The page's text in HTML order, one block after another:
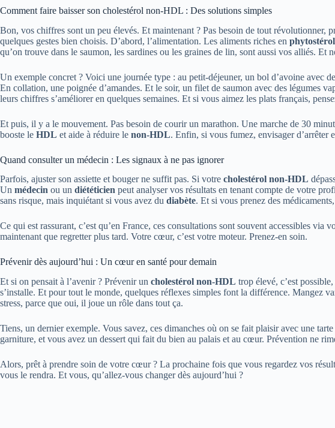
Comment faire baisser son cholestérol non-HDL : Des solutions simples
Bon, vos chiffres sont un peu élevés. Et maintenant ? Pas besoin de tout révolutionner,
quelques gestes bien choisis. D’abord, l’alimentation. Les aliments riches en
qu’on trouve dans le saumon, les sardines ou les graines de lin, sont aussi vos alliés. Et
Un exemple concret ? Voici une journée type : au petit-déjeuner, un bol d’avoine avec
En collation, une poignée d’amandes. Et le soir, un filet de saumon avec des
leurs chiffres s’améliorer en quelques semaines. Et si vous aimez les plats français,
Et puis, il y a le mouvement. Pas besoin de courir un marathon. Une marche de 30
booste le HDL et aide à réduire le non-HDL. Enfin, si vous fumez, envisager d’arrêter
Quand consulter un médecin : Les signaux à ne pas ignorer
Parfois, ajuster son assiette et bouger ne suffit pas. Si votre cholestérol non-HDL
Un médecin ou un diététicien peut analyser vos résultats en tenant compte de votre
sans risque, mais inquiétant si vous avez du diabète. Et si vous prenez des
Ce qui est rassurant, c’est qu’en France, ces consultations sont souvent accessibles
maintenant que regretter plus tard. Votre cœur, c’est votre moteur. Prenez-en soin.
Prévenir dès aujourd’hui : Un cœur en santé pour demain
Et si on pensait à l’avenir ? Prévenir un cholestérol non-HDL trop élevé, c’est
s’installe. Et pour tout le monde, quelques réflexes simples font la différence. Mangez
stress, parce que oui, il joue un rôle dans tout ça.
Tiens, un dernier exemple. Vous savez, ces dimanches où on se fait plaisir avec une
garniture, et vous avez un dessert qui fait du bien au palais et au cœur. Prévention ne
Alors, prêt à prendre soin de votre cœur ? La prochaine fois que vous regardez vos
vous le rendra. Et vous, qu’allez-vous changer dès aujourd’hui ?